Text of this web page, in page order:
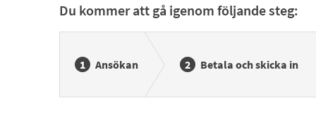
Du kommer att gå igenom följande steg:
Ansökan Betala och skicka in